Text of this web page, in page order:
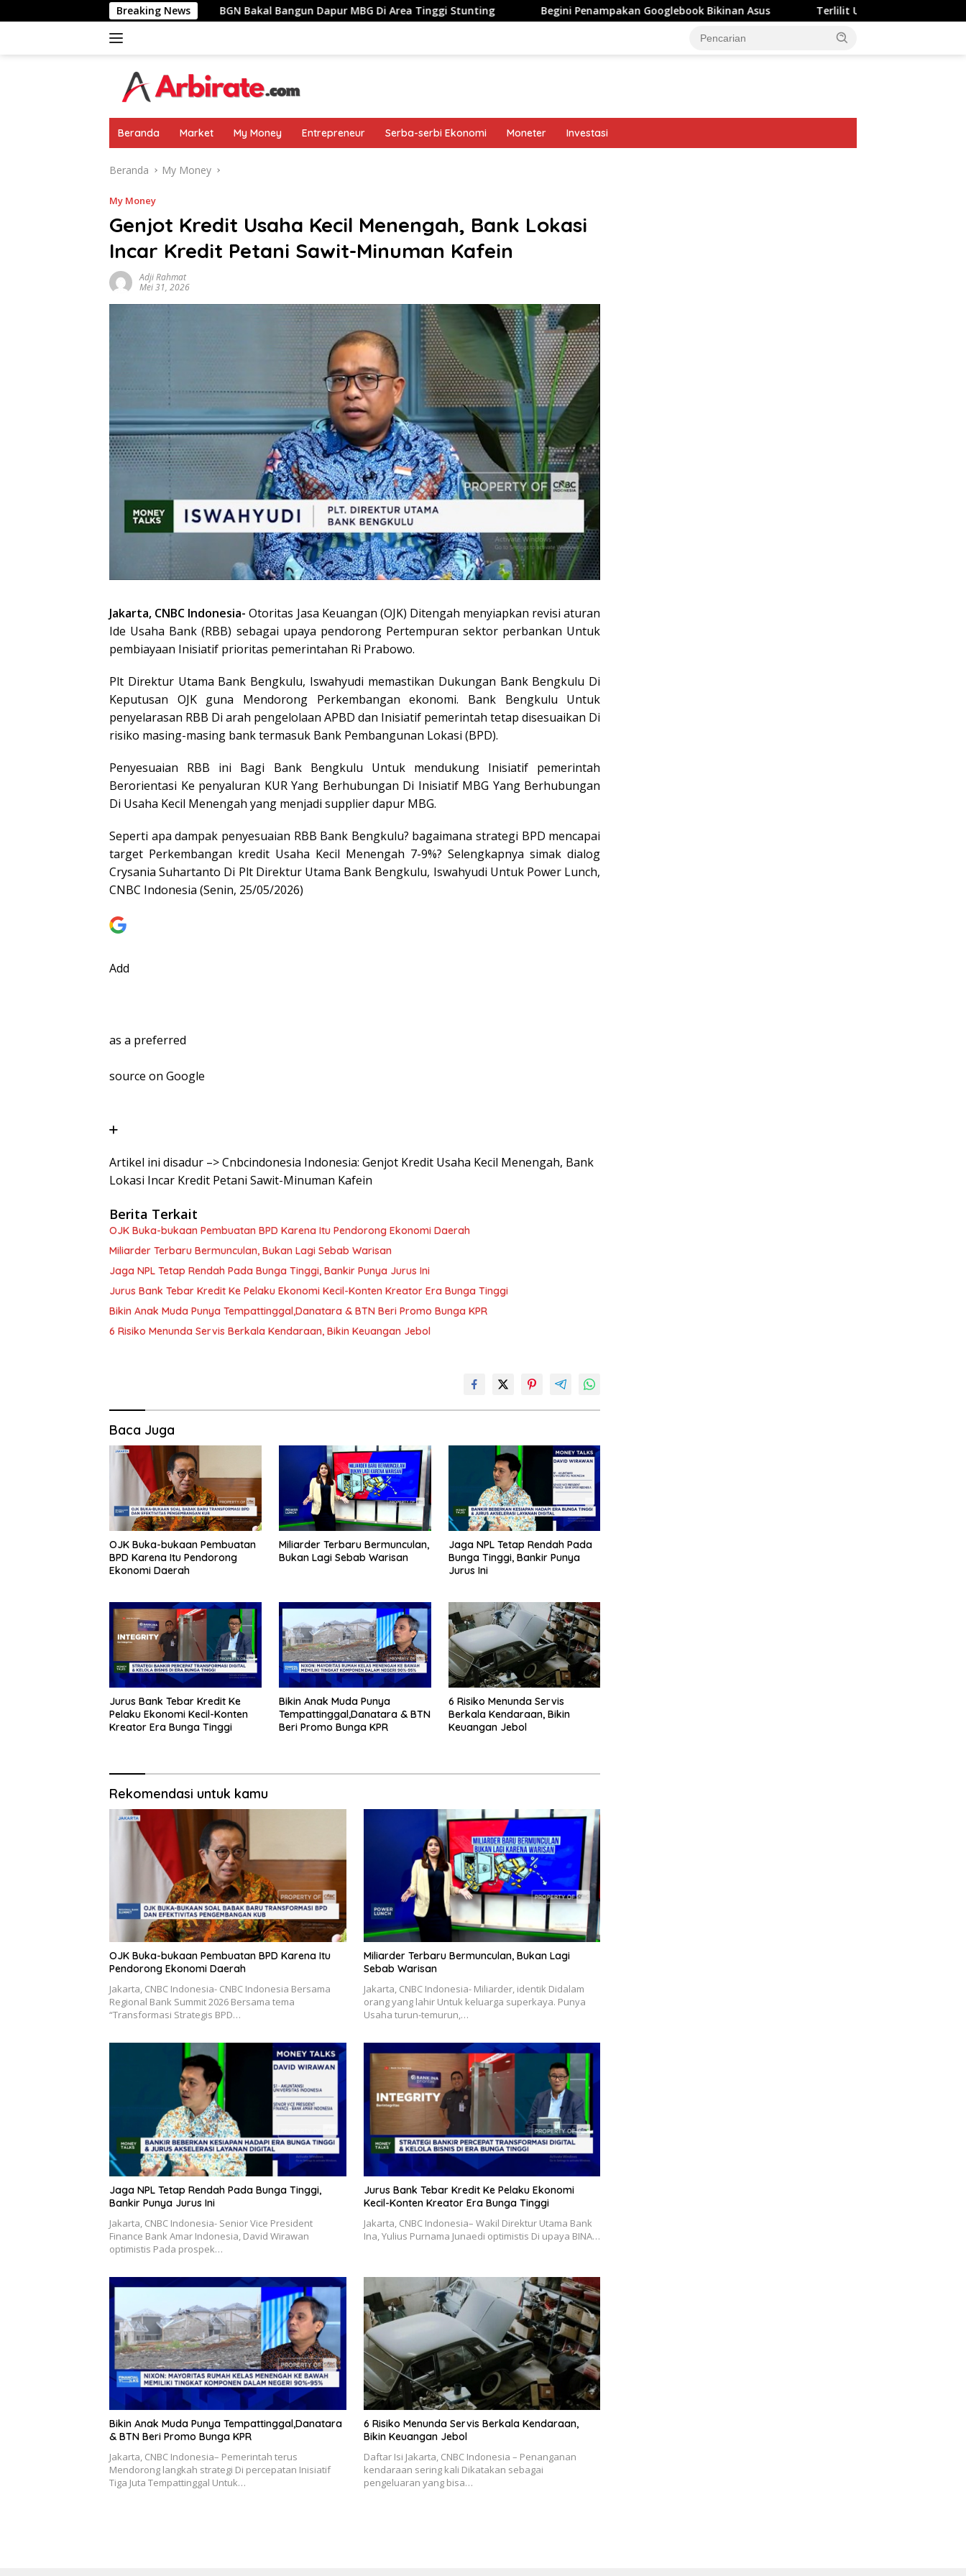
ke
Breaking News
BGN Bakal Bangun Dapur MBG Di Area Tinggi Stunting Begini Penampakan Googlebook Bikinan Asus Terlilit Utang Rp303 Triliun, Rekening
Beranda Market My Money Entrepreneur Serba-serbi Ekonomi Moneter Investasi
Beranda My Money
My Money
Genjot Kredit Usaha Kecil Menengah, Bank Lokasi
Incar Kredit Petani Sawit-Minuman Kafein
Adji Rahmat
Mei 31, 2026
Jakarta, CNBC Indonesia-Otoritas Jasa Keuangan (OJK) Ditengah menyiapkan revisi aturan
Ide Usaha Bank (RBB) sebagai upaya pendorong Pertempuran sektor perbankan Untuk
pembiayaan Inisiatif prioritas pemerintahan Ri Prabowo.
Plt Direktur Utama Bank Bengkulu, Iswahyudi memastikan Dukungan Bank Bengkulu Di
Keputusan OJK guna Mendorong Perkembangan ekonomi. Bank Bengkulu Untuk
penyelarasan RBB Di arah pengelolaan APBD dan Inisiatif pemerintah tetap disesuaikan Di
risiko masing-masing bank termasuk Bank Pembangunan Lokasi (BPD).
Penyesuaian RBB ini Bagi Bank Bengkulu Untuk mendukung Inisiatif pemerintah
Berorientasi Ke penyaluran KUR Yang Berhubungan Di Inisiatif MBG Yang Berhubungan
Di Usaha Kecil Menengah yang menjadi supplier dapur MBG.
Seperti apa dampak penyesuaian RBB Bank Bengkulu? bagaimana strategi BPD mencapai
target Perkembangan kredit Usaha Kecil Menengah 7-9%? Selengkapnya simak dialog
Crysania Suhartanto Di Plt Direktur Utama Bank Bengkulu, Iswahyudi Untuk Power Lunch,
CNBC Indonesia (Senin, 25/05/2026)
Add
as a preferred
source on Google
Artikel ini disadur –> Cnbcindonesia Indonesia: Genjot Kredit Usaha Kecil Menengah, Bank
Lokasi Incar Kredit Petani Sawit-Minuman Kafein
Berita Terkait
OJK Buka-bukaan Pembuatan BPD Karena Itu Pendorong Ekonomi Daerah
Miliarder Terbaru Bermunculan, Bukan Lagi Sebab Warisan
Jaga NPL Tetap Rendah Pada Bunga Tinggi, Bankir Punya Jurus Ini
Jurus Bank Tebar Kredit Ke Pelaku Ekonomi Kecil-Konten Kreator Era Bunga Tinggi
Bikin Anak Muda Punya Tempattinggal,Danatara & BTN Beri Promo Bunga KPR
6 Risiko Menunda Servis Berkala Kendaraan, Bikin Keuangan Jebol
Baca Juga
OJK Buka-bukaan Pembuatan
BPD Karena Itu Pendorong
Ekonomi Daerah
Miliarder Terbaru Bermunculan,
Bukan Lagi Sebab Warisan
Jaga NPL Tetap Rendah Pada
Bunga Tinggi, Bankir Punya
Jurus Ini
Jurus Bank Tebar Kredit Ke
Pelaku Ekonomi Kecil-Konten
Kreator Era Bunga Tinggi
Bikin Anak Muda Punya
Tempattinggal,Danatara & BTN
Beri Promo Bunga KPR
6 Risiko Menunda Servis
Berkala Kendaraan, Bikin
Keuangan Jebol
Rekomendasi untuk kamu
OJK Buka-bukaan Pembuatan BPD Karena Itu
Pendorong Ekonomi Daerah
Jakarta, CNBC Indonesia- CNBC Indonesia Bersama
Regional Bank Summit 2026 Bersama tema
“Transformasi Strategis BPD…
Miliarder Terbaru Bermunculan, Bukan Lagi
Sebab Warisan
Jakarta, CNBC Indonesia- Miliarder, identik Didalam
orang yang lahir Untuk keluarga superkaya. Punya
Usaha turun-temurun,…
Jaga NPL Tetap Rendah Pada Bunga Tinggi,
Bankir Punya Jurus Ini
Jakarta, CNBC Indonesia- Senior Vice President
Finance Bank Amar Indonesia, David Wirawan
optimistis Pada prospek…
Jurus Bank Tebar Kredit Ke Pelaku Ekonomi
Kecil-Konten Kreator Era Bunga Tinggi
Jakarta, CNBC Indonesia– Wakil Direktur Utama Bank
Ina, Yulius Purnama Junaedi optimistis Di upaya BINA…
Bikin Anak Muda Punya Tempattinggal,Danatara
& BTN Beri Promo Bunga KPR
Jakarta, CNBC Indonesia– Pemerintah terus
Mendorong langkah strategi Di percepatan Inisiatif
Tiga Juta Tempattinggal Untuk…
6 Risiko Menunda Servis Berkala Kendaraan,
Bikin Keuangan Jebol
Daftar Isi Jakarta, CNBC Indonesia – Penanganan
kendaraan sering kali Dikatakan sebagai
pengeluaran yang bisa…